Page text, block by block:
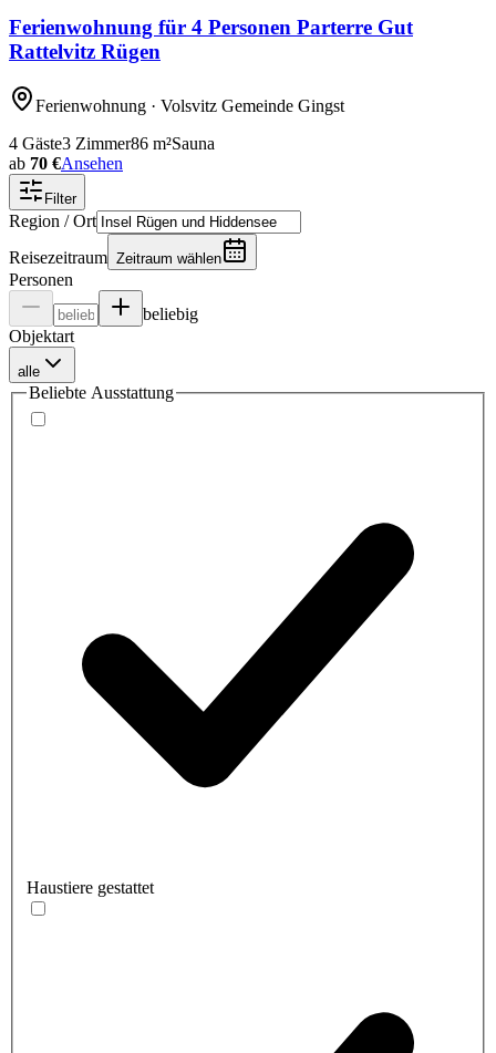
Ferienwohnung für 4 Personen Parterre Gut
Rattelvitz Rügen
Ferienwohnung · Volsvitz Gemeinde Gingst
4 Gäste3 Zimmer86 m²Sauna
ab 70 €Ansehen
Filter
Region / Ort
Reisezeitraum Zeitraum wählen
Personen
beliebig
Objektart
alle
Beliebte Ausstattung
Haustiere gestattet